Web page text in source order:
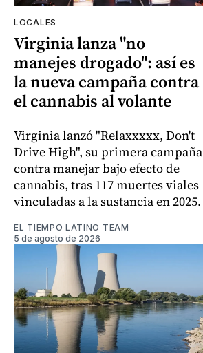
LOCALES
Virginia lanza "no
manejes drogado": así es
la nueva campaña contra
el cannabis al volante
Virginia lanzó "Relaxxxxx, Don't
Drive High", su primera campaña
contra manejar bajo efecto de
cannabis, tras 117 muertes viales
vinculadas a la sustancia en 2025.
EL TIEMPO LATINO TEAM
5 de agosto de 2026